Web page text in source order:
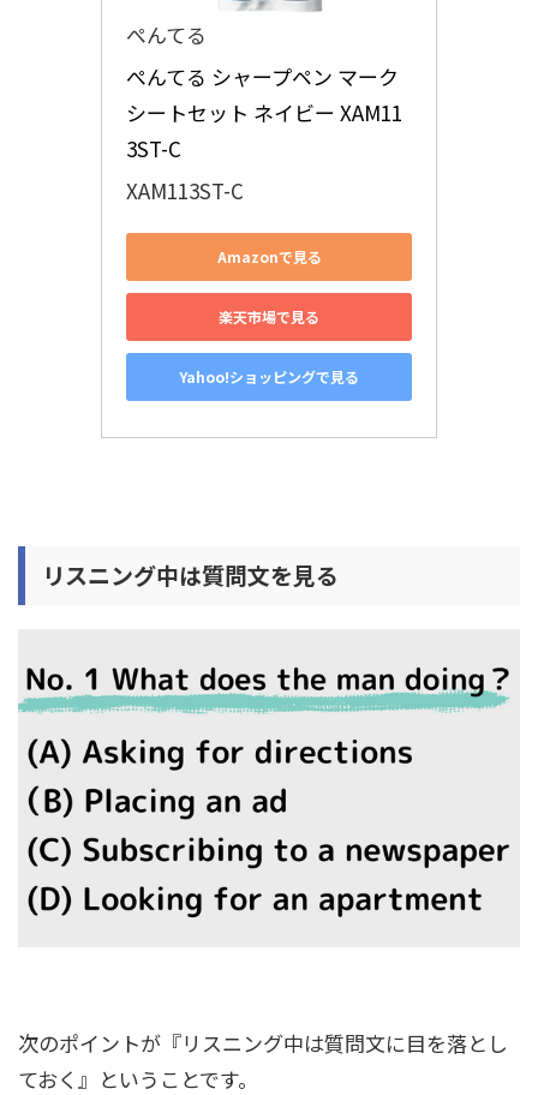
ぺんてる
ぺんてる シャープペン マーク
シートセット ネイビー XAM11
3ST-C
XAM113ST-C
Amazonで見る
楽天市場で見る
Yahoo!ショッピングで見る
リスニング中は質問文を見る
次のポイントが『リスニング中は質問文に目を落とし
ておく』ということです。